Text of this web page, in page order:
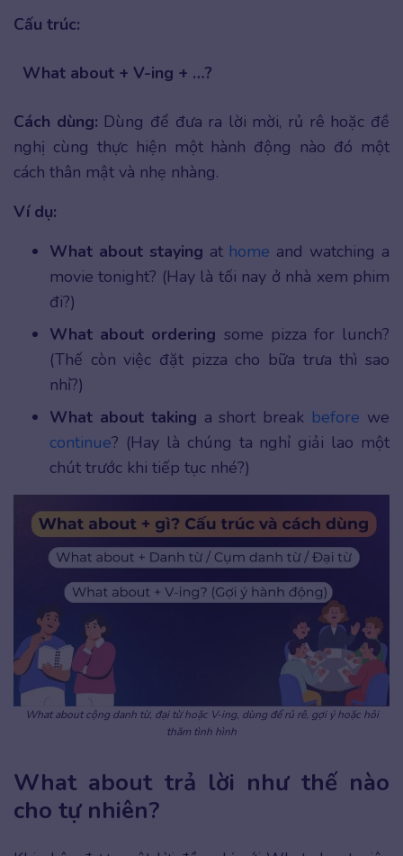
Cấu trúc:
What about + V-ing + …?
Cách dùng: Dùng để đưa ra lời mời, rủ rê hoặc đề
nghị cùng thực hiện một hành động nào đó một
cách thân mật và nhẹ nhàng.
Ví dụ:
What about staying at home and watching a
movie tonight? (Hay là tối nay ở nhà xem phim
đi?)
What about ordering some pizza for lunch?
(Thế còn việc đặt pizza cho bữa trưa thì sao
nhỉ?)
What about taking a short break before we
continue? (Hay là chúng ta nghỉ giải lao một
chút trước khi tiếp tục nhé?)
What about cộng danh từ, đại từ hoặc V-ing, dùng để rủ rê, gợi ý hoặc hỏi
thăm tình hình
What about trả lời như thế nào
cho tự nhiên?